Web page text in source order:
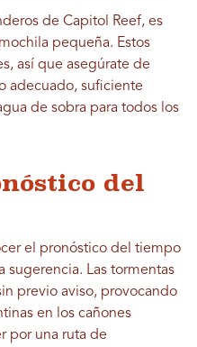
de Capitol Reef, es
pequeña. Estos
así que asegúrate de
adecuado, suficiente
de sobra para todos los
del
el pronóstico del tiempo
sugerencia. Las tormentas
previo aviso, provocando
en los cañones
por una ruta de